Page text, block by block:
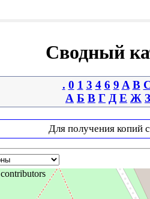
Сводный
. 0 1 3 4 6 9 A B
А Б В Г Д Е Ж З
Для получения копий
contributors